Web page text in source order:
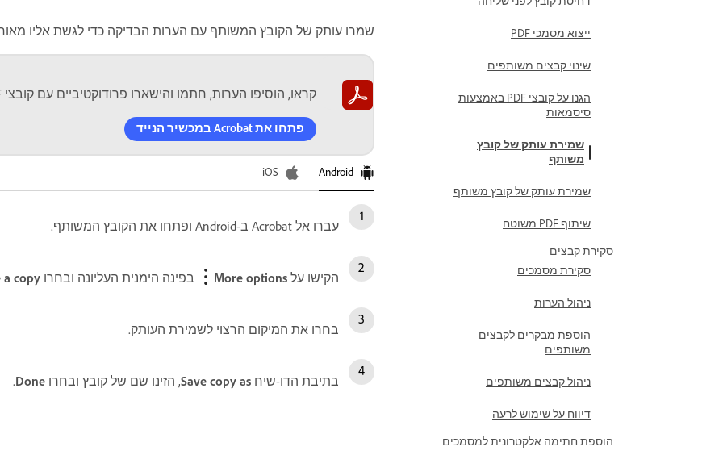
ייצוא מסמכי PDF
שינוי קבצים משותפים
הגנו על קובצי PDF באמצעות
סיסמאות
שמירת עותק של קובץ
משותף
שמירת עותק של קובץ משותף
שיתוף PDF משוטח
סקירת קבצים
סקירת מסמכים
ניהול הערות
הוספת מבקרים לקבצים
משותפים
ניהול קבצים משותפים
דיווח על שימוש לרעה
הוספת חתימה אלקטרונית למסמכים
שמרו עותק של הקובץ המשותף עם הערות הבדיקה כדי לגשת אליו
קראו, הוסיפו הערות, חתמו והישארו פרודוקטיביים עם קובצי PDF בדרכים.
פתחו את Acrobat במכשיר הנייד
Android
iOS‏
עברו אל Acrobat ב-Android ופתחו את הקובץ המשותף.
הקישו על More options בפינה הימנית העליונה ובחרו a copy
בחרו את המיקום הרצוי לשמירת העותק.
בתיבת הדו-שיח Save copy as, הזינו שם של קובץ ובחרו Done
.